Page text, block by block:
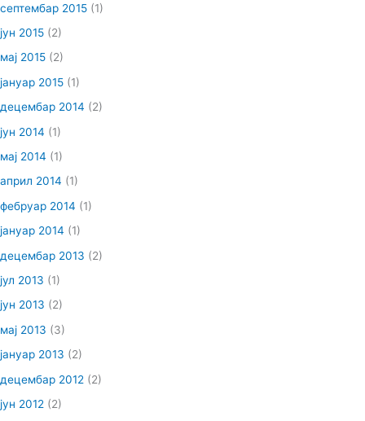
септембар 2015 (1)
јун 2015 (2)
мај 2015 (2)
јануар 2015 (1)
децембар 2014 (2)
јун 2014 (1)
мај 2014 (1)
април 2014 (1)
фебруар 2014 (1)
јануар 2014 (1)
децембар 2013 (2)
јул 2013 (1)
јун 2013 (2)
мај 2013 (3)
јануар 2013 (2)
децембар 2012 (2)
јун 2012 (2)